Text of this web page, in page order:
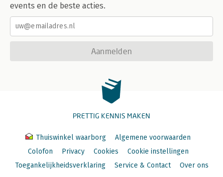
events en de beste acties.
Aanmelden
PRETTIG KENNIS MAKEN
Thuiswinkel waarborg
Algemene voorwaarden
Colofon
Privacy Cookies
Cookie instellingen
Toegankelijkheidsverklaring
Service & Contact Over ons